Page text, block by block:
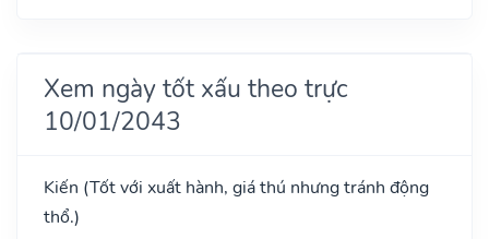
Xem ngày tốt xấu theo trực
10/01/2043
Kiến (Tốt với xuất hành, giá thú nhưng tránh động
thổ.)